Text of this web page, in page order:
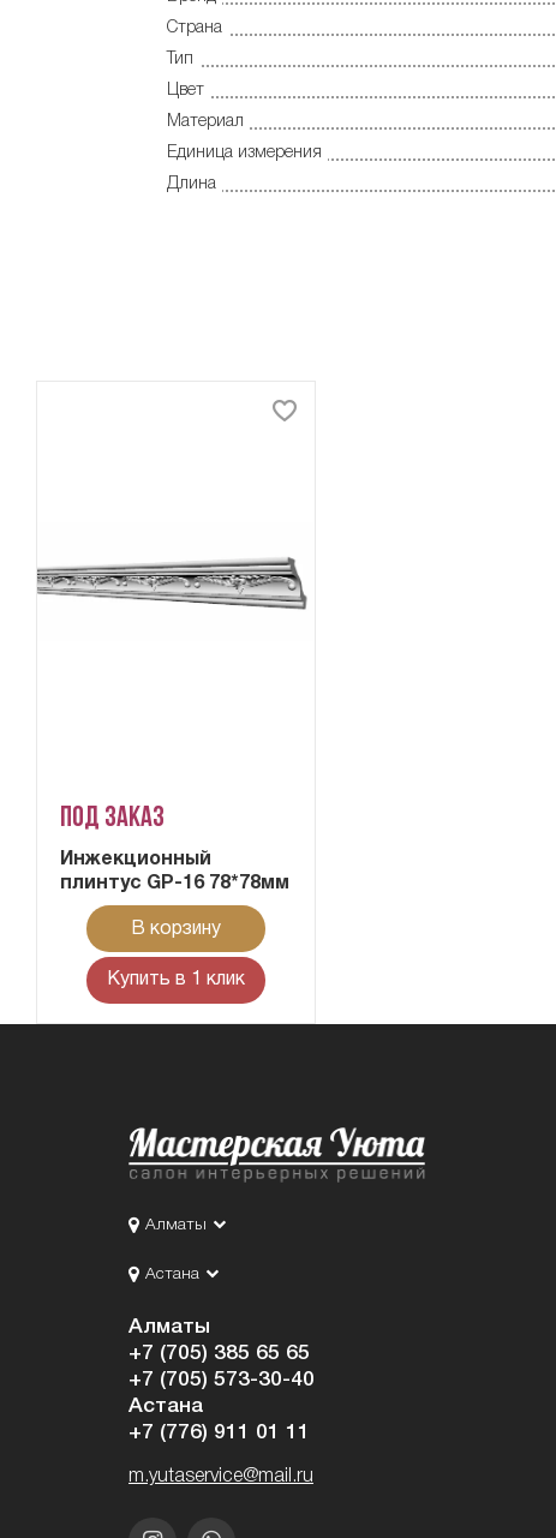
Страна
Тип
Цвет
Материал
Единица измерения
Длина
Под заказ
Инжекционный
плинтус GP-16 78*78мм
В корзину
Купить в 1 клик
Алматы
Астана
Алматы
+7 (705) 385 65 65
+7 (705) 573-30-40
Астана
+7 (776) 911 01 11
m.yutaservice@mail.ru